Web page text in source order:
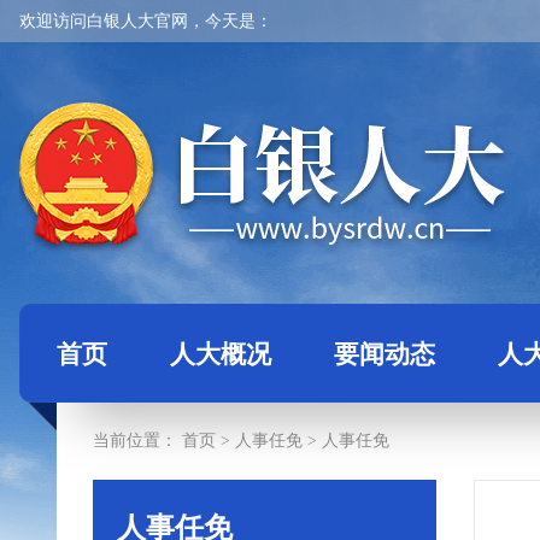
欢迎访问白银人大官网，今天是：
首页 人大概况 要闻动态 人
当前位置： 首页 > 人事任免> 人事任免
人事任免